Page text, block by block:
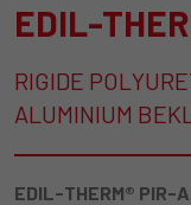
EDIL-
RIGIDE
ALUMINIUM
EDIL-THERM® PIR-